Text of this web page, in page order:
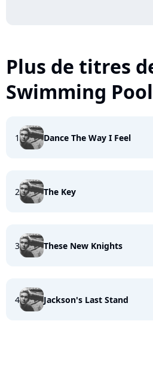
Plus de titres
Swimming Pool
1 Dance The Way I Feel
2 The Key
3 These New Knights
4 Jackson's Last Stand